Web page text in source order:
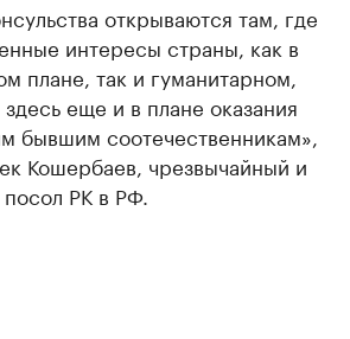
открываются там, где
интересы страны, как в
плане, так и гуманитарном,
еще и в плане оказания
бывшим соотечественникам»,
Кошербаев, чрезвычайный и
РК в РФ.